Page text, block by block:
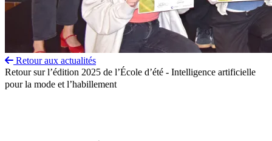
Retour aux actualités
Retour sur l’édition 2025 de l’École d’été - Intelligence artificielle
pour la mode et l’habillement